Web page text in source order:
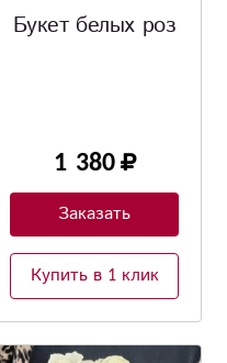
Букет белых роз
1 380
Заказать
Купить в 1 клик